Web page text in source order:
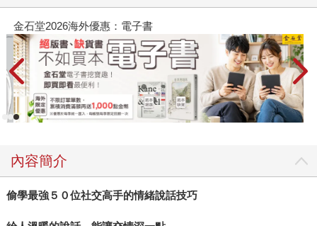
金石堂2026海外優惠：電子書
內容簡介
偷學最強５０位社交高手的情緒說話技巧